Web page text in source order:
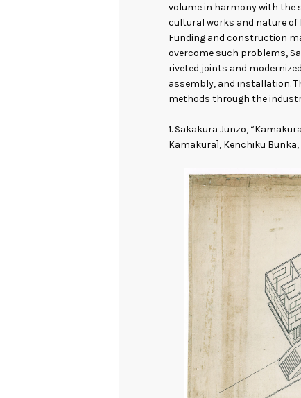
volume in harmony with the
cultural works and nature of
Funding and construction
overcome such problems,
riveted joints and
assembly, and installation.
methods through the
1. Sakakura Junzo,
Kamakura], Kenchiku Bunka,